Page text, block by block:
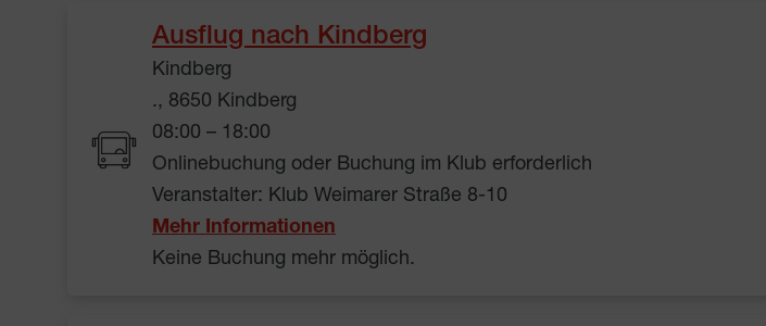
Ausflug nach Kindberg
Kindberg
., 8650 Kindberg
08:00 – 18:00
Onlinebuchung oder Buchung im Klub erforderlich
Veranstalter: Klub Weimarer Straße 8-10
Mehr Informationen
Keine Buchung mehr möglich.